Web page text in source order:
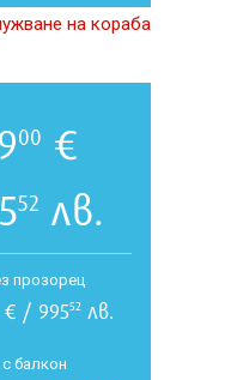
на кораба
00 €
52 лв.
прозорец
€ / 99552 лв.
с балкон